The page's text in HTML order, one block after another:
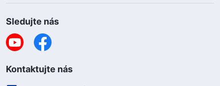
Sledujte nás
Kontaktujte nás